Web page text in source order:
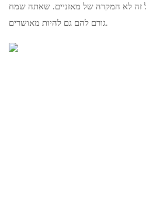
זה לא המקרה של מאזניים. שאתה שמח
גורם להם גם להיות מאושרים.